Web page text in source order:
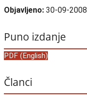
Objavljeno: 30-09-2008
Puno izdanje
PDF (English)
Članci